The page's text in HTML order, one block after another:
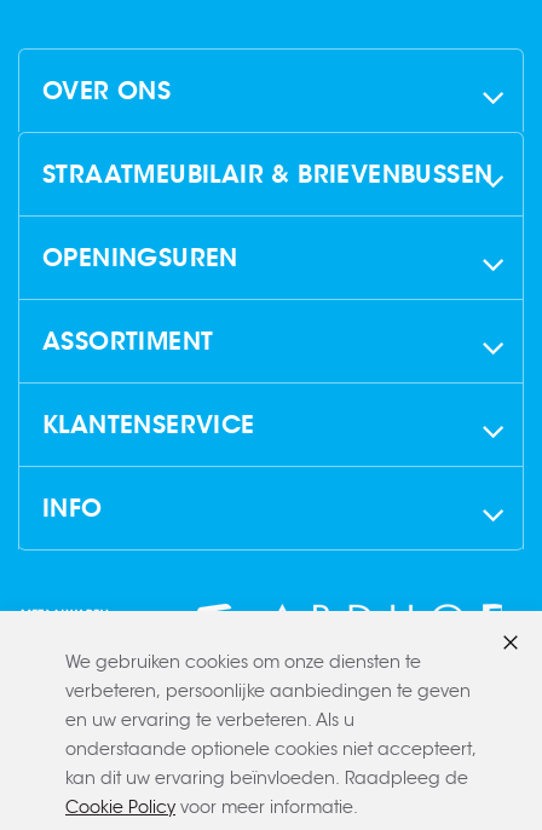
OVER ONS
STRAATMEUBILAIR & BRIEVENBUSSEN
OPENINGSUREN
ASSORTIMENT
KLANTENSERVICE
INFO
We gebruiken cookies om onze diensten te
verbeteren, persoonlijke aanbiedingen te geven
en uw ervaring te verbeteren. Als u
onderstaande optionele cookies niet accepteert,
kan dit uw ervaring beïnvloeden. Raadpleeg de
Cookie Policy voor meer informatie.